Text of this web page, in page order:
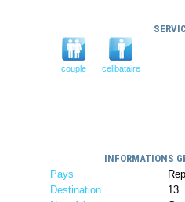
couple celibataire
INFORMATIONS
Pays
Destination
13